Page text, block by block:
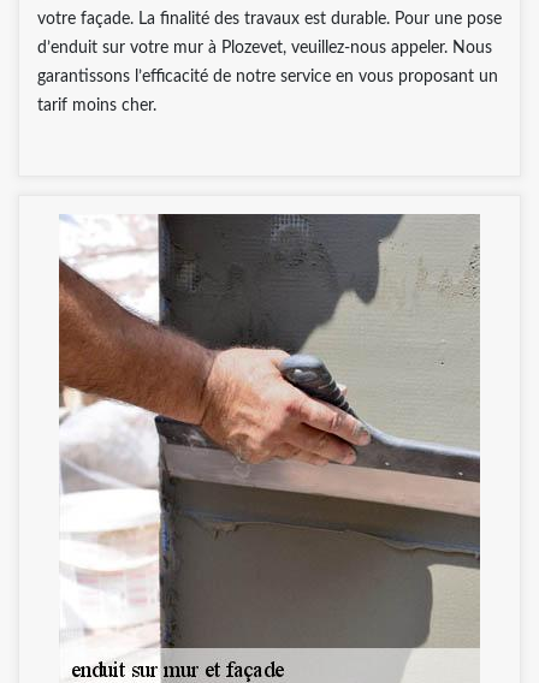
votre façade. La finalité des travaux est durable. Pour une pose
d’enduit sur votre mur à Plozevet, veuillez-nous appeler. Nous
garantissons l’efficacité de notre service en vous proposant un
tarif moins cher.